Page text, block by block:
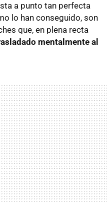
a punto tan perfecta
lo han conseguido, son
que, en plena recta
mentalmente al